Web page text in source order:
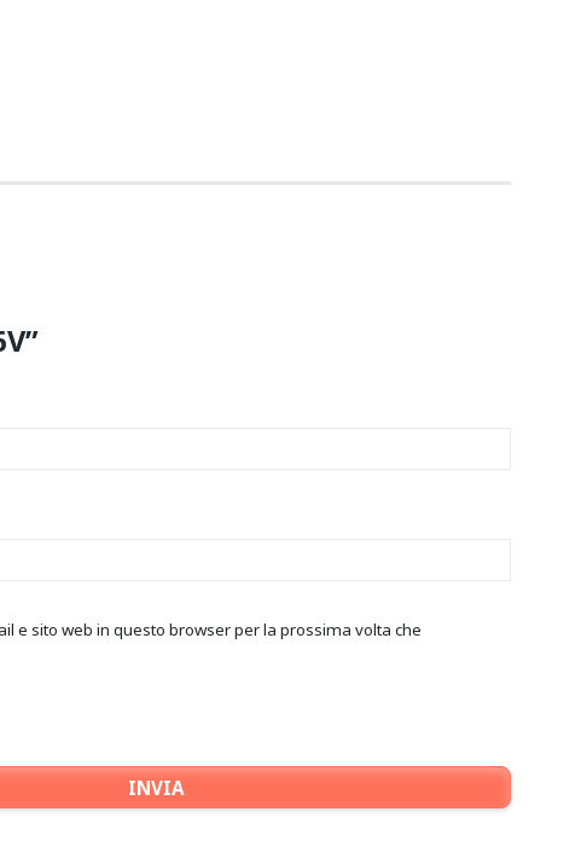
e sito web in questo browser per la prossima volta che